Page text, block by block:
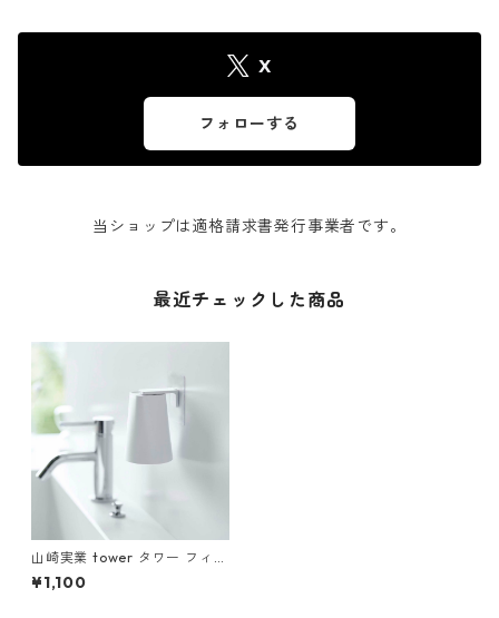
X
フォローする
当ショップは適格請求書発行事業者です。
最近チェックした商品
山崎実業 tower タワー フィル
ムフック マグネットタンブラ
ー ホワイト
¥1,100